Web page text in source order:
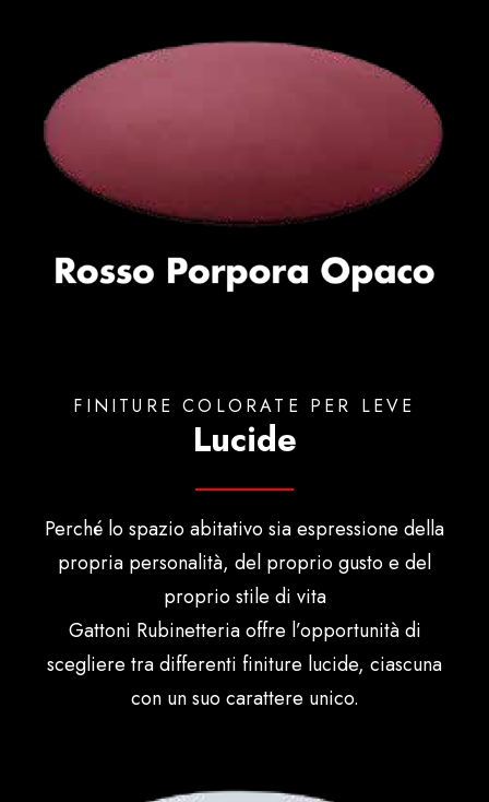
FINITURE COLORATE PER LEVE
Lucide
Perché lo spazio abitativo sia espressione della
propria personalità, del proprio gusto e del
proprio stile di vita
Gattoni Rubinetteria offre l’opportunità di
scegliere tra differenti finiture lucide, ciascuna
con un suo carattere unico.